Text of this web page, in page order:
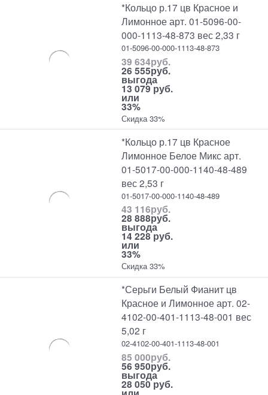
*Кольцо р.17 цв Красное и
Лимонное арт. 01-5096-00-
000-1113-48-873 вес 2,33 г
01-5096-00-000-1113-48-873
39 634руб.
26 555руб.
выгода
13 079 руб.
или
33%
Скидка 33%
*Кольцо р.17 цв Красное
Лимонное Белое Микс арт.
01-5017-00-000-1140-48-489
вес 2,53 г
01-5017-00-000-1140-48-489
43 116руб.
28 888руб.
выгода
14 228 руб.
или
33%
Скидка 33%
*Серьги Белый Фианит цв
Красное и Лимонное арт. 02-
4102-00-401-1113-48-001 вес
5,02 г
02-4102-00-401-1113-48-001
85 000руб.
56 950руб.
выгода
28 050 руб.